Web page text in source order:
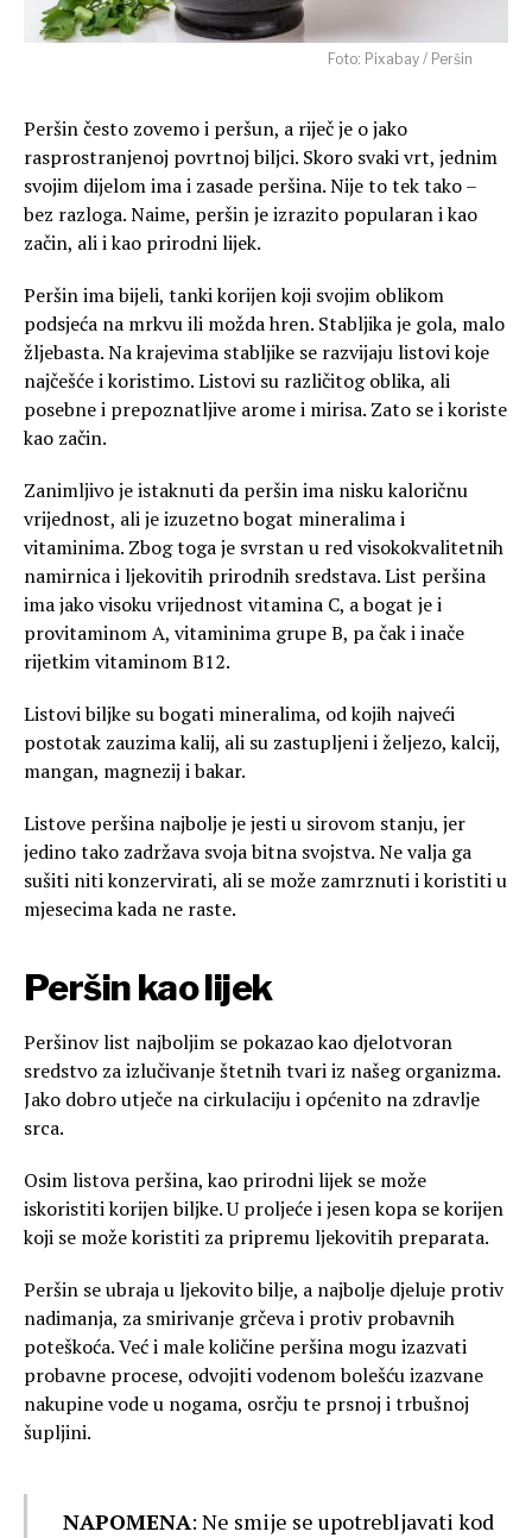
Foto: Pixabay / Peršin
Peršin često zovemo i peršun, a riječ je o jako
rasprostranjenoj povrtnoj biljci. Skoro svaki vrt, jednim
svojim dijelom ima i zasade peršina. Nije to tek tako –
bez razloga. Naime, peršin je izrazito popularan i kao
začin, ali i kao prirodni lijek.
Peršin ima bijeli, tanki korijen koji svojim oblikom
podsjeća na mrkvu ili možda hren. Stabljika je gola, malo
žljebasta. Na krajevima stabljike se razvijaju listovi koje
najčešće i koristimo. Listovi su različitog oblika, ali
posebne i prepoznatljive arome i mirisa. Zato se i koriste
kao začin.
Zanimljivo je istaknuti da peršin ima nisku kaloričnu
vrijednost, ali je izuzetno bogat mineralima i
vitaminima. Zbog toga je svrstan u red visokokvalitetnih
namirnica i ljekovitih prirodnih sredstava. List peršina
ima jako visoku vrijednost vitamina C, a bogat je i
provitaminom A, vitaminima grupe B, pa čak i inače
rijetkim vitaminom B12.
Listovi biljke su bogati mineralima, od kojih najveći
postotak zauzima kalij, ali su zastupljeni i željezo, kalcij,
mangan, magnezij i bakar.
Listove peršina najbolje je jesti u sirovom stanju, jer
jedino tako zadržava svoja bitna svojstva. Ne valja ga
sušiti niti konzervirati, ali se može zamrznuti i koristiti u
mjesecima kada ne raste.
Peršin kao lijek
Peršinov list najboljim se pokazao kao djelotvoran
sredstvo za izlučivanje štetnih tvari iz našeg organizma.
Jako dobro utječe na cirkulaciju i općenito na zdravlje
srca.
Osim listova peršina, kao prirodni lijek se može
iskoristiti korijen biljke. U proljeće i jesen kopa se korijen
koji se može koristiti za pripremu ljekovitih preparata.
Peršin se ubraja u ljekovito bilje, a najbolje djeluje protiv
nadimanja, za smirivanje grčeva i protiv probavnih
poteškoća. Već i male količine peršina mogu izazvati
probavne procese, odvojiti vodenom bolešću izazvane
nakupine vode u nogama, osrčju te prsnoj i trbušnoj
šupljini.
NAPOMENA: Ne smije se upotrebljavati kod